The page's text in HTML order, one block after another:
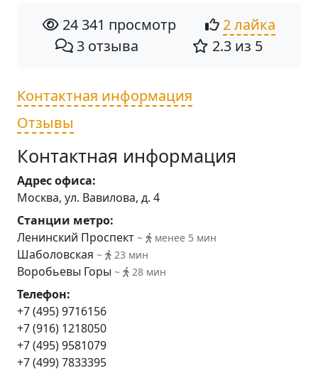
24 341 просмотр
2 лайка
3 отзыва
2.3 из 5
Контактная информация
Отзывы
Контактная информация
Адрес офиса:
Москва, ул. Вавилова, д. 4
Станции метро:
Ленинский Проспект ~ менее 5 мин
Шаболовская ~ 23 мин
Воробьевы Горы ~ 28 мин
Телефон:
+7 (495) 9716156
+7 (916) 1218050
+7 (495) 9581079
+7 (499) 7833395